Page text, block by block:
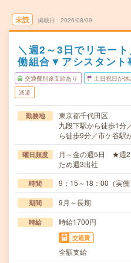
未読 掲載日 2026/08/09
＼週2～3日でリモー
働組合▼アシスタント
交通費別途支給あり 土日祝日が休
派遣
勤務地
東京都千代田区
九段下駅から徒歩1分
ら徒歩9分／市ケ谷駅
曜日頻度
月～金の週5日 ★週2
ため週3出社
時間 9：15～18：00（実働
期間 9月～長期
時給 時給1700円
交通費
全額支給